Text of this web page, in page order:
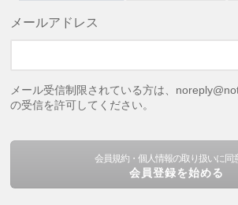
メールアドレス
メール受信制限されている方は、
の受信を許可してください。
会員規約・個人情報の取り扱いに同
会員登録を始める